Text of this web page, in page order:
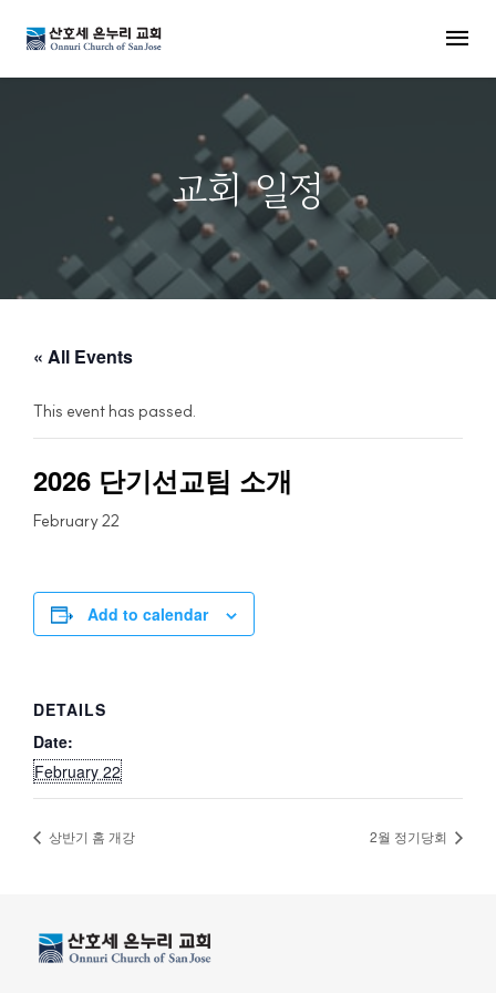
MENU
교회 일정
« All Events
This event has passed.
2026 단기선교팀 소개
February 22
Add to calendar
DETAILS
Date:
February 22
상반기 홈 개강 2월 정기당회